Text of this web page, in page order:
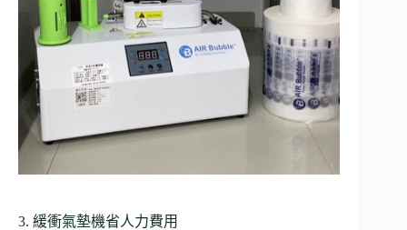
3. 緩衝氣墊機省人力費用